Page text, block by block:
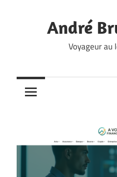
André
Voyageur au